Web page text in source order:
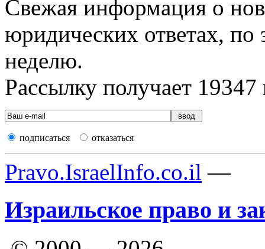
Свежая информация о
юридических ответах, по
неделю.
Рассылку получает 19347
подписаться отказаться
Pravo.IsraelInfo.co.il —
Израильское право и